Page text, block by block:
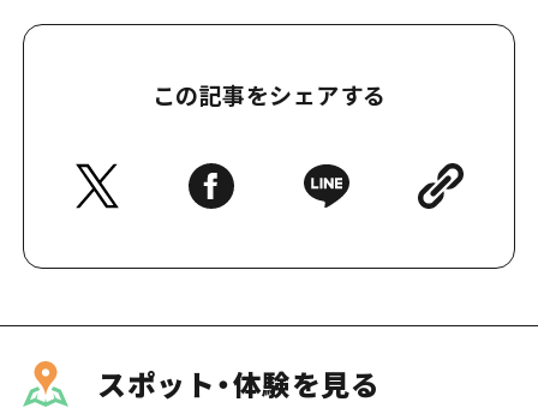
この記事をシェアする
スポット・体験を見る